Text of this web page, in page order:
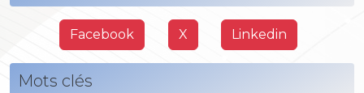
Facebook X Linkedin
Mots clés